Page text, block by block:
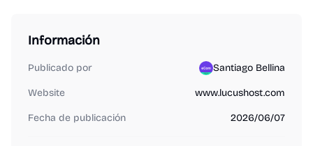
Información
Publicado por Santiago Bellina
Website www.lucushost.com
Fecha de publicación 2026/06/07